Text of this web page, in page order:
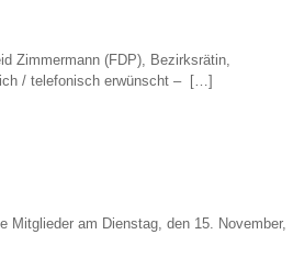
Zimmermann (FDP), Bezirksrätin,
/ telefonisch erwünscht – […]
Mitglieder am Dienstag, den 15. November,